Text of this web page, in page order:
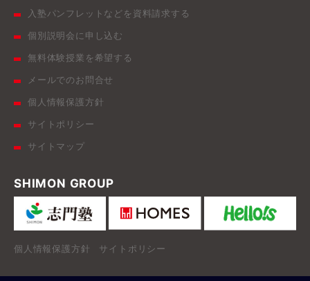
入塾パンフレットなどを資料請求する
個別説明会に申し込む
無料体験授業を希望する
メールでのお問合せ
個人情報保護方針
サイトポリシー
サイトマップ
SHIMON GROUP
個人情報保護方針 サイトポリシー